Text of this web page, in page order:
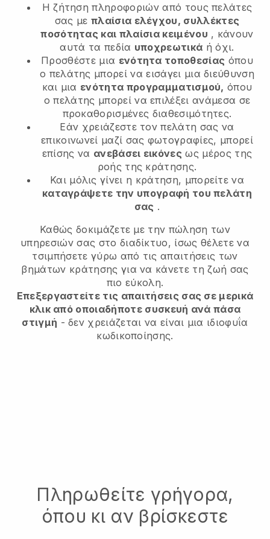
Η ζήτηση πληροφοριών από τους πελάτες
σας με πλαίσια ελέγχου, συλλέκτες
ποσότητας και πλαίσια κειμένου , κάνουν
αυτά τα πεδία υποχρεωτικά ή όχι.
Προσθέστε μια ενότητα τοποθεσίας όπου
ο πελάτης μπορεί να εισάγει μια διεύθυνση
και μια ενότητα προγραμματισμού, όπου
ο πελάτης μπορεί να επιλέξει ανάμεσα σε
προκαθορισμένες διαθεσιμότητες.
Εάν χρειάζεστε τον πελάτη σας να
επικοινωνεί μαζί σας φωτογραφίες, μπορεί
επίσης να ανεβάσει εικόνες ως μέρος της
ροής της κράτησης.
Και μόλις γίνει η κράτηση, μπορείτε να
καταγράψετε την υπογραφή του πελάτη
σας .
Καθώς δοκιμάζετε με την πώληση των
υπηρεσιών σας στο διαδίκτυο, ίσως θέλετε να
τσιμπήσετε γύρω από τις απαιτήσεις των
βημάτων κράτησης για να κάνετε τη ζωή σας
πιο εύκολη.
Επεξεργαστείτε τις απαιτήσεις σας σε μερικά
κλικ από οποιαδήποτε συσκευή ανά πάσα
στιγμή - δεν χρειάζεται να είναι μια ιδιοφυΐα
κωδικοποίησης.
Πληρωθείτε γρήγορα,
όπου κι αν βρίσκεστε